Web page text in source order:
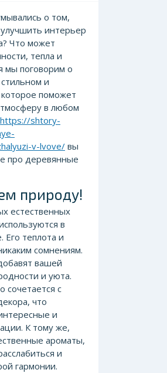
о том,
интерьер
Что может
тепла и
мы поговорим о
и
поможет
в любом
https://shtory-
v-lvove/вы
про деревянные
природу!
естественных
в
теплота и
сомнениям.
вашей
и уюта.
сочетается с
что
и
К тому же,
ароматы,
и
гармонии.